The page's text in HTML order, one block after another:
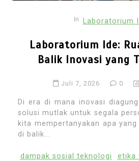
In Laboratorium
Laboratorium Ide:
Balik Inovasi yang
Juli 7, 2026 0
Di era di mana inovasi
solusi mutlak untuk segala
kita mempertanyakan apa
di balik...
dampak sosial teknologi etika